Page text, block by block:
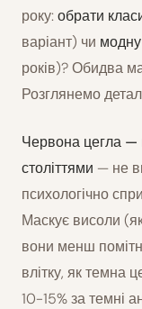
року:обрати
варіант) чи
років)? Обидва
Розглянемо
Червона цегла —
століттями — не
психологічно
Маскує висоли
вони менш
влітку, як темна
10-15% за темні